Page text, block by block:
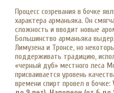
Процесс созревания в бочке
характера арманьяка. Он
сложность и вводит новые
Большинство арманьяка
Лимузена и Тронсе, но
поддерживать традицию,
«черный дуб» местного леса
присваивается уровень
времени спирт провел в бочке: